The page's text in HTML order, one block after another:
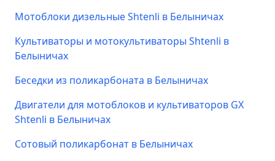
Мотоблоки дизельные Shtenli в Белыничах
Культиваторы и мотокультиваторы Shtenli в
Белыничах
Беседки из поликарбоната в Белыничах
Двигатели для мотоблоков и культиваторов GX
Shtenli в Белыничах
Сотовый поликарбонат в Белыничах